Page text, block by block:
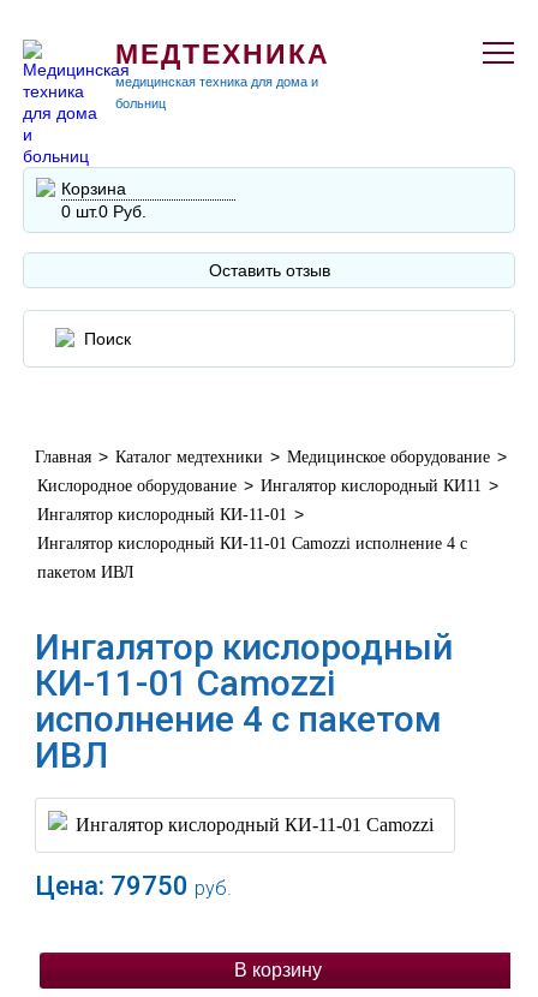
МЕДТЕХНИКА
медицинская техника для дома и
больниц
Корзина
0 шт.0 Руб.
Оставить отзыв
Главная > Каталог медтехники > Медицинское оборудование >
Кислородное оборудование > Ингалятор кислородный КИ11 >
Ингалятор кислородный КИ-11-01 >
Ингалятор кислородный КИ-11-01 Camozzi исполнение 4 с
пакетом ИВЛ
Ингалятор кислородный
КИ-11-01 Camozzi
исполнение 4 с пакетом
ИВЛ
Цена: 79750 руб.
В корзину